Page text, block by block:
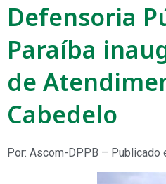
Defensoria
Paraíba
de
Cabedelo
Por: Ascom-DPPB – Publicado